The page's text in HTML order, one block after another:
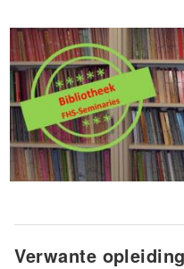
Verwante